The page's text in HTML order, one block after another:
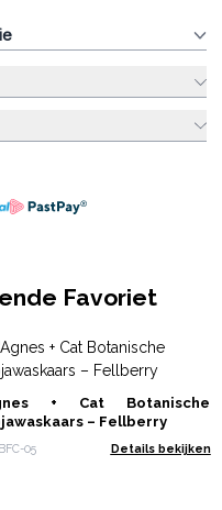
Favoriet
+ Cat Botanische
– Fellberry
05 Details bekijken